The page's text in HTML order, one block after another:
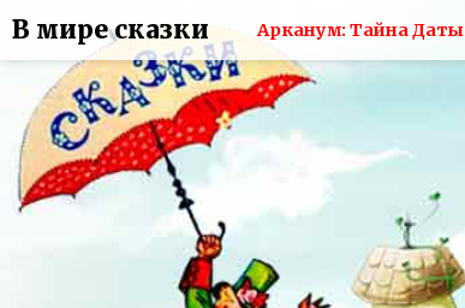
В мире сказки Арканум: Тайна Даты